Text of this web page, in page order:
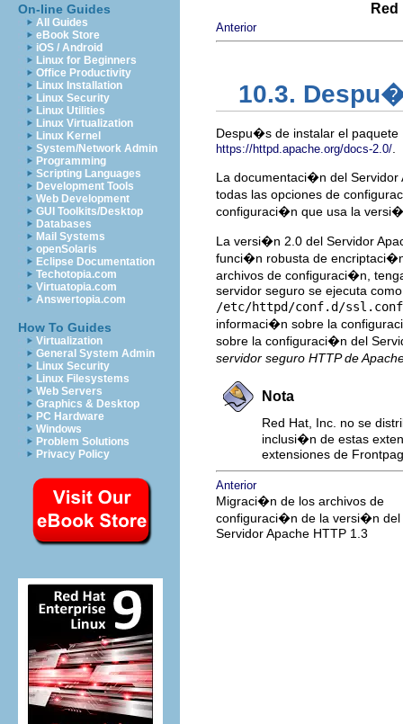
On-line Guides
All Guides
eBook Store
iOS / Android
Linux for Beginners
Office Productivity
Linux Installation
Linux Security
Linux Utilities
Linux Virtualization
Linux Kernel
System/Network Admin
Programming
Scripting Languages
Development Tools
Web Development
GUI Toolkits/Desktop
Databases
Mail Systems
openSolaris
Eclipse Documentation
Techotopia.com
Virtuatopia.com
Answertopia.com
How To Guides
Virtualization
General System Admin
Linux Security
Linux Filesystems
Web Servers
Graphics & Desktop
PC Hardware
Windows
Problem Solutions
Privacy Policy
Anterior
10.3.
Despu�s de instalar el paquete
https://httpd.apache.org/docs-2.0/
La documentaci�n del Servidor
todas las opciones de
configuraci�n que usa la
La versi�n 2.0 del Servidor
funci�n robusta de
archivos de configuraci�n,
servidor seguro se ejecuta
/etc/httpd/conf.d/ssl.conf
informaci�n sobre la
sobre la configuraci�n del
servidor seguro HTTP de
Nota
Red Hat, Inc. no se
inclusi�n de estas
extensiones de
Anterior
Migraci�n de los archivos de
configuraci�n de la versi�n del
Servidor Apache HTTP 1.3